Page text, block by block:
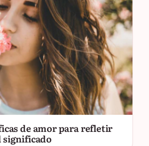
de amor para refletir
significado